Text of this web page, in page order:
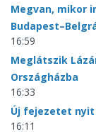
Megvan, mikor
16:59
Meglátszik
Országházba
16:33
Új fejezetet nyit
16:11